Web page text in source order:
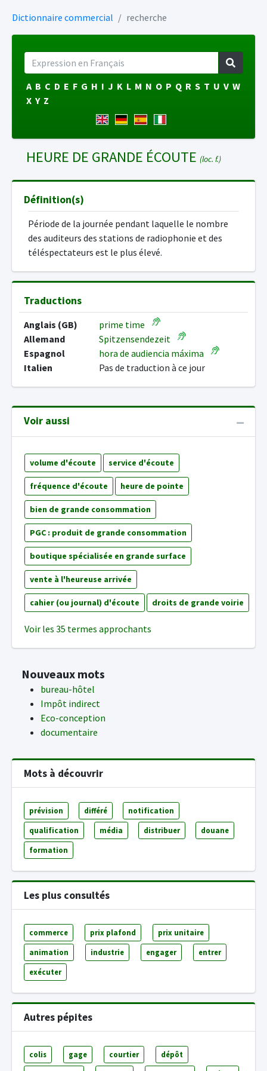
Dictionnaire commercial recherche
A B C D E F G H I J K L M N O P Q R S T U V W
X Y Z
HEURE DE GRANDE ÉCOUTE (loc. f.)
Définition(s)
Période de la journée pendant laquelle le nombre
des auditeurs des stations de radiophonie et des
téléspectateurs est le plus élevé.
Traductions
Anglais (GB)
prime time
Allemand
Spitzensendezeit
Espagnol
hora de audiencia máxima
Italien
Pas de traduction à ce jour
Voir aussi
volume d'écoute service d'écoute
fréquence d'écoute heure de pointe
bien de grande consommation
PGC : produit de grande consommation
boutique spécialisée en grande surface
vente à l'heureuse arrivée
cahier (ou journal) d'écoute droits de grande voirie
Voir les 35 termes approchants
Nouveaux mots
bureau-hôtel
Impôt indirect
Eco-conception
documentaire
Mots à découvrir
prévision différé notification
qualification média distribuer douane
formation
Les plus consultés
commerce prix plafond prix unitaire
animation industrie engager entrer
exécuter
Autres pépites
colis gage courtier dépôt